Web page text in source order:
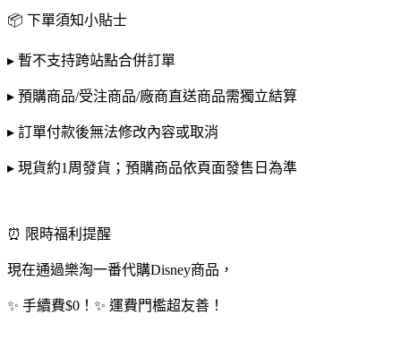
📦 下單須知小貼士
▸ 暫不支持跨站點合併訂單
▸ 預購商品/受注商品/廠商直送商品需獨立結算
▸ 訂單付款後無法修改內容或取消
▸ 現貨約1周發貨；預購商品依頁面發售日為準
⏰ 限時福利提醒
現在通過樂淘一番代購Disney商品，
✨ 手續費$0！✨ 運費門檻超友善！